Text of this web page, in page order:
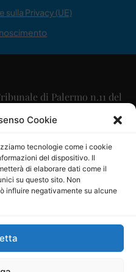
Cookie
tecnologie come i cookie
del dispositivo. Il
di elaborare dati come il
su questo sito. Non
influire negativamente su alcune
sulla Privacy (UE)
di Palermo n.11 del
Scaglione
Maria Calabrese
Cooperativa a r.l. è
di Comunicazione al